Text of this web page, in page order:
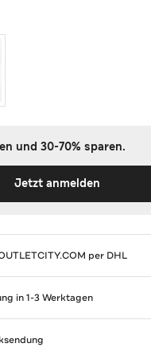
und 30-70% sparen.
Jetzt anmelden
per DHL
in 1-3 Werktagen